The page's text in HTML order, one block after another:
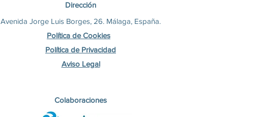
Dirección
Avenida Jorge Luis Borges, 26. Málaga, España.
Política de Cookies
Política de Privacidad
Aviso Legal
Colaboraciones